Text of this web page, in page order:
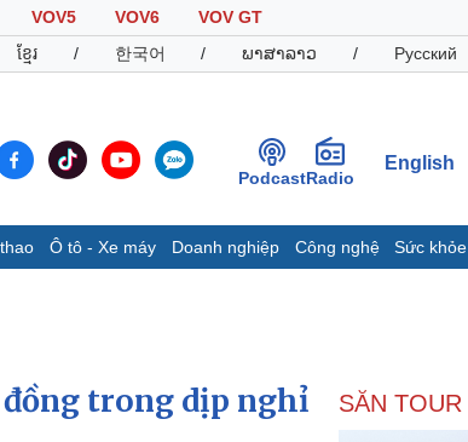
VOV5 VOV6
VOV GT
ខ្មែរ / 한국어 / ພາສາລາວ / Русский
PodcastRadio
English
Ô tô - Xe máy Doanh nghiệp Công nghệ Sức khỏe
E-Magazine
Infographic
đồng trong dịp nghỉ
SĂN TOUR